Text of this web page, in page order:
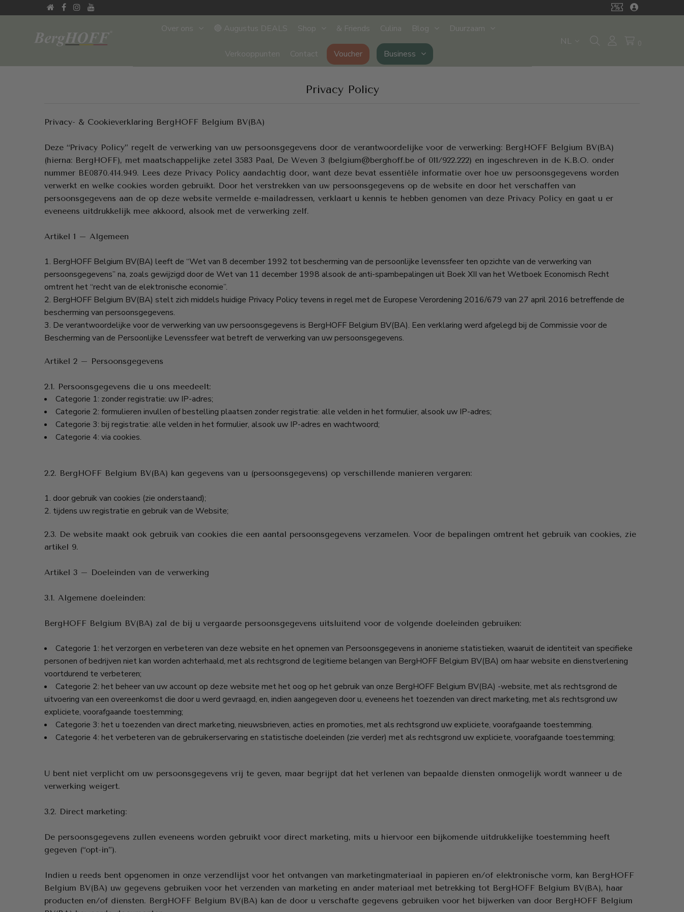
Over ons 🔴 Augustus DEALS Shop & Friends Culina Blog Duurzaam
Verkooppunten Contact Voucher Business
NL 0
Privacy Policy
Privacy- & Cookieverklaring BergHOFF Belgium BV(BA)
Deze “Privacy Policy” regelt de verwerking van uw persoonsgegevens door de verantwoordelijke voor de verwerking: BergHOFF Belgium BV(BA)
(hierna: BergHOFF), met maatschappelijke zetel 3583 Paal, De Weven 3 (belgium@berghoff.be of 011/922.222) en ingeschreven in de K.B.O. onder
nummer BE0870.414.949. Lees deze Privacy Policy aandachtig door, want deze bevat essentiële informatie over hoe uw persoonsgegevens worden
verwerkt en welke cookies worden gebruikt. Door het verstrekken van uw persoonsgegevens op de website en door het verschaffen van
persoonsgegevens aan de op deze website vermelde e-mailadressen, verklaart u kennis te hebben genomen van deze Privacy Policy en gaat u er
eveneens uitdrukkelijk mee akkoord, alsook met de verwerking zelf.
Artikel 1 – Algemeen
BergHOFF Belgium BV(BA) leeft de “Wet van 8 december 1992 tot bescherming van de persoonlijke levenssfeer ten opzichte van de verwerking van
persoonsgegevens” na, zoals gewijzigd door de Wet van 11 december 1998 alsook de anti-spambepalingen uit Boek XII van het Wetboek Economisch Recht
omtrent het “recht van de elektronische economie”.
BergHOFF Belgium BV(BA) stelt zich middels huidige Privacy Policy tevens in regel met de Europese Verordening 2016/679 van 27 april 2016 betreffende de
bescherming van persoonsgegevens.
De verantwoordelijke voor de verwerking van uw persoonsgegevens is BergHOFF Belgium BV(BA). Een verklaring werd afgelegd bij de Commissie voor de
Bescherming van de Persoonlijke Levenssfeer wat betreft de verwerking van uw persoonsgegevens.
Artikel 2 – Persoonsgegevens
2.1. Persoonsgegevens die u ons meedeelt:
Categorie 1: zonder registratie: uw IP-adres;
Categorie 2: formulieren invullen of bestelling plaatsen zonder registratie: alle velden in het formulier, alsook uw IP-adres;
Categorie 3: bij registratie: alle velden in het formulier, alsook uw IP-adres en wachtwoord;
Categorie 4: via cookies.
2.2. BergHOFF Belgium BV(BA) kan gegevens van u (persoonsgegevens) op verschillende manieren vergaren:
door gebruik van cookies (zie onderstaand);
tijdens uw registratie en gebruik van de Website;
2.3. De website maakt ook gebruik van cookies die een aantal persoonsgegevens verzamelen. Voor de bepalingen omtrent het gebruik van cookies, zie
artikel 9.
Artikel 3 – Doeleinden van de verwerking
3.1. Algemene doeleinden:
BergHOFF Belgium BV(BA) zal de bij u vergaarde persoonsgegevens uitsluitend voor de volgende doeleinden gebruiken:
Categorie 1: het verzorgen en verbeteren van deze website en het opnemen van Persoonsgegevens in anonieme statistieken, waaruit de identiteit van specifieke
personen of bedrijven niet kan worden achterhaald, met als rechtsgrond de legitieme belangen van BergHOFF Belgium BV(BA) om haar website en dienstverlening
voortdurend te verbeteren;
Categorie 2: het beheer van uw account op deze website met het oog op het gebruik van onze BergHOFF Belgium BV(BA) -website, met als rechtsgrond de
uitvoering van een overeenkomst die door u werd gevraagd, en, indien aangegeven door u, eveneens het toezenden van direct marketing, met als rechtsgrond uw
expliciete, voorafgaande toestemming;
Categorie 3: het u toezenden van direct marketing, nieuwsbrieven, acties en promoties, met als rechtsgrond uw expliciete, voorafgaande toestemming.
Categorie 4: het verbeteren van de gebruikerservaring en statistische doeleinden (zie verder) met als rechtsgrond uw expliciete, voorafgaande toestemming;
U bent niet verplicht om uw persoonsgegevens vrij te geven, maar begrijpt dat het verlenen van bepaalde diensten onmogelijk wordt wanneer u de
verwerking weigert.
3.2. Direct marketing:
De persoonsgegevens zullen eveneens worden gebruikt voor direct marketing, mits u hiervoor een bijkomende uitdrukkelijke toestemming heeft
gegeven (“opt-in”).
Indien u reeds bent opgenomen in onze verzendlijst voor het ontvangen van marketingmateriaal in papieren en/of elektronische vorm, kan BergHOFF
Belgium BV(BA) uw gegevens gebruiken voor het verzenden van marketing en ander materiaal met betrekking tot BergHOFF Belgium BV(BA), haar
producten en/of diensten. BergHOFF Belgium BV(BA) kan de door u verschafte gegevens gebruiken voor het bijwerken van door BergHOFF Belgium